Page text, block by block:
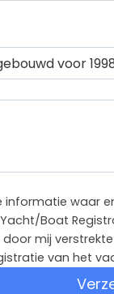
waar
Boat
mij
van het